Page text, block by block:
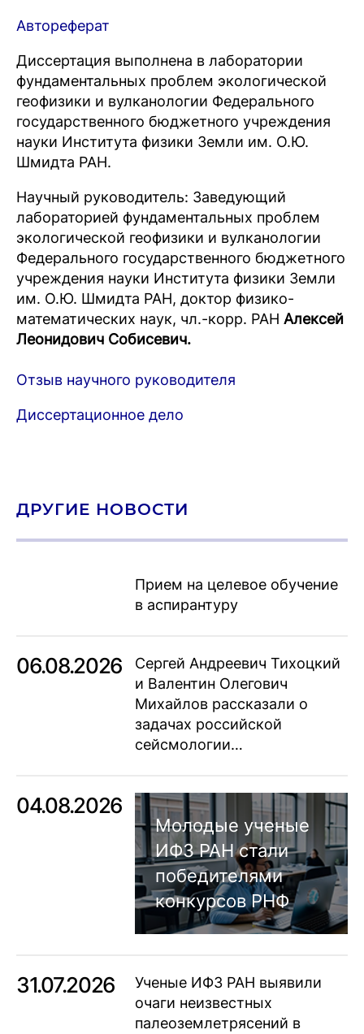
Автореферат
Диссертация выполнена в лаборатории
фундаментальных проблем экологической
геофизики и вулканологии Федерального
государственного бюджетного учреждения
науки Института физики Земли им. О.Ю.
Шмидта РАН.
Научный руководитель: Заведующий
лабораторией фундаментальных проблем
экологической геофизики и вулканологии
Федерального государственного бюджетного
учреждения науки Института физики Земли
им. О.Ю. Шмидта РАН, доктор физико-
математических наук, чл.-корр. РАН Алексей
Леонидович Собисевич.
Отзыв научного руководителя
Диссертационное дело
ДРУГИЕ НОВОСТИ
Прием на целевое обучение
в аспирантуру
06.08.2026
Сергей Андреевич Тихоцкий
и Валентин Олегович
Михайлов рассказали о
задачах российской
сейсмологии…
04.08.2026
Молодые ученые
ИФЗ РАН стали
победителями
конкурсов РНФ
31.07.2026
Ученые ИФЗ РАН выявили
очаги неизвестных
палеоземлетрясений в